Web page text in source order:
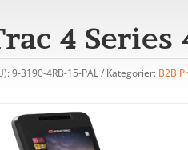
4 Series
9-3190-4RB-15-PAL Kategorier: B2B